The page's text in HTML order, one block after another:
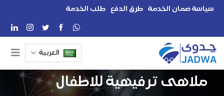
سياسة ضمان الخدمة طرق الدفع طلب الخدمة
العربية
ملاهى ترفيهية للاطفال